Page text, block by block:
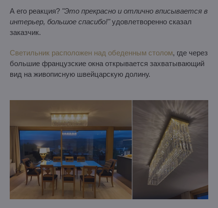
А его реакция? "Это прекрасно и отлично вписывается в
интерьер, большое спасибо!"удовлетворенно сказал
заказчик.
Светильник расположен над обеденным столом, где через
большие французские окна открывается захватывающий
вид на живописную швейцарскую долину.